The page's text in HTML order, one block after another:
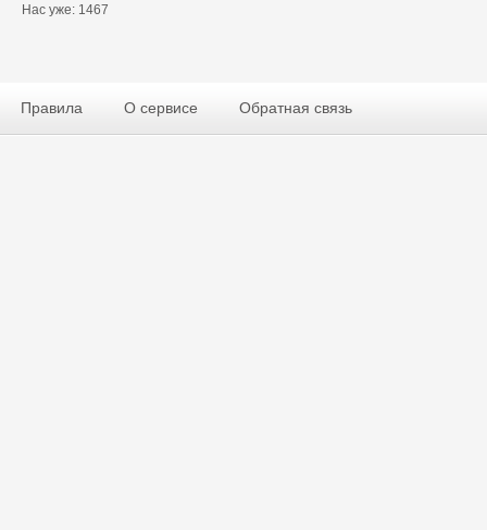
Нас уже: 1467
Правила О сервисе Обратная связь